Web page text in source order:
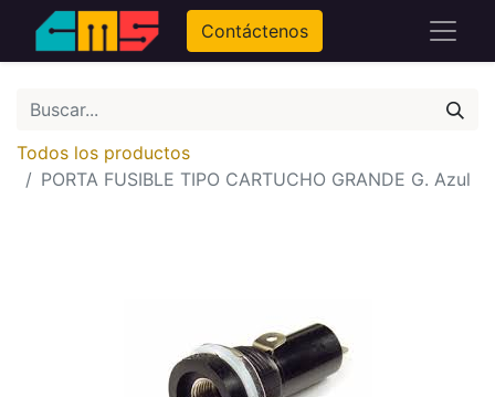
Contáctenos
Todos los productos
PORTA FUSIBLE TIPO CARTUCHO GRANDE G. Azul